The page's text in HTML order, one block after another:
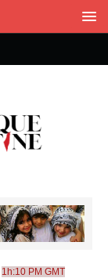
1h:10 PM GMT